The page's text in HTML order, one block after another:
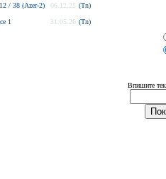
/ 38 (Azer-2) 06.12.25 (Tn)
1 31.05.26 (Tn)
Впишите